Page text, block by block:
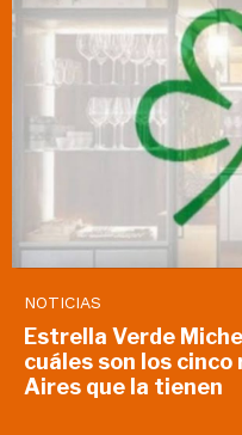
NOTICIAS
Estrella Verde
cuáles son los
Aires que la tienen